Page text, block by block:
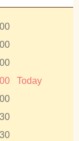
Today